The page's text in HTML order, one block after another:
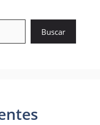
Buscar